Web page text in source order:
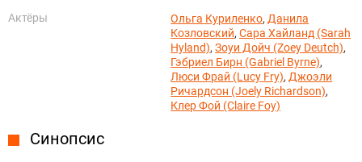
Актёры
Ольга Куриленко, Данила
Козловский,Сара Хайланд (Sarah
Hyland),Зоуи Дойч (Zoey Deutch),
Гэбриел Бирн (Gabriel Byrne),
Люси Фрай (Lucy Fry), Джоэли
Ричардсон (Joely Richardson),
Клер Фой (Claire Foy)
Синопсис